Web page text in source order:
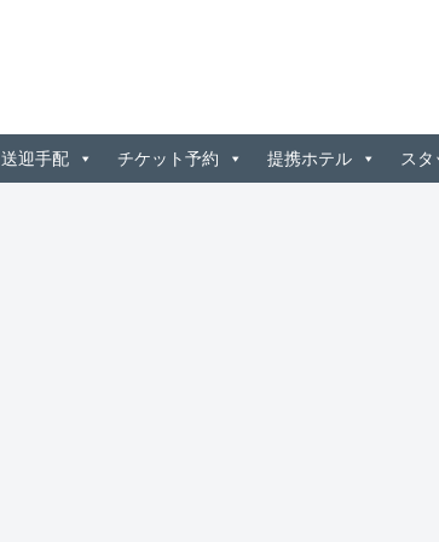
送迎手配 チケット予約 提携ホテル スタ